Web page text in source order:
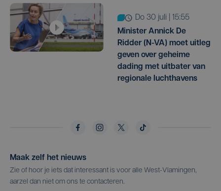
do 30 juli | 15:55
Minister Annick De
Ridder (N-VA) moet uitleg
geven over geheime
dading met uitbater van
regionale luchthavens
Maak zelf het nieuws
Zie of hoor je iets dat interessant is voor alle West-Vlamingen,
aarzel dan niet om ons te contacteren.